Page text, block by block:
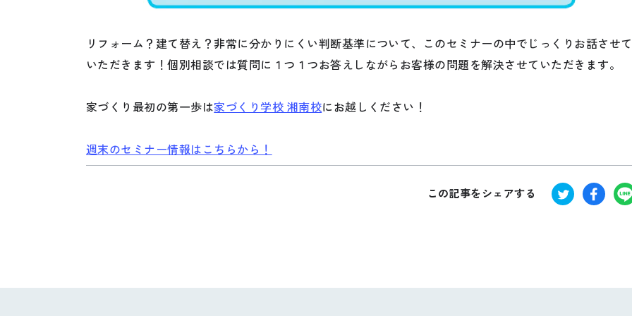
リフォーム？建て替え？非常に分かりにくい判断基準について、このセミナーの中でじっくりお話させて
いただきます！個別相談では質問に１つ１つお答えしながらお客様の問題を解決させていただきます。
家づくり最初の第一歩は家づくり学校 湘南校にお越しください！
週末のセミナー情報はこちらから！
この記事をシェアする